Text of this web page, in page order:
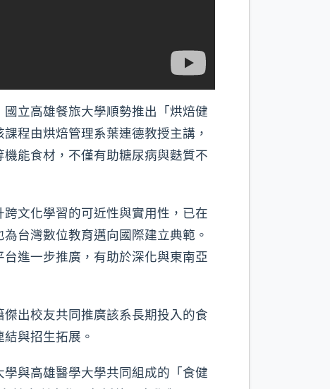
立高雄餐旅大學順勢推出「烘焙健
程由烘焙管理系葉連德教授主講，
能食材，不僅有助糖尿病與麩質不
文化學習的可近性與實用性，已在
台灣數位教育邁向國際建立典範。
進一步推廣，有助於深化與東南亞
出校友共同推廣該系長期投入的食
與招生拓展。
與高雄醫學大學共同組成的「食健